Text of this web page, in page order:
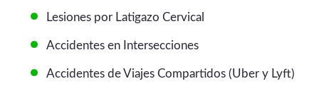
Lesiones por Latigazo Cervical
Accidentes en Intersecciones
Accidentes de Viajes Compartidos (Uber y Lyft)